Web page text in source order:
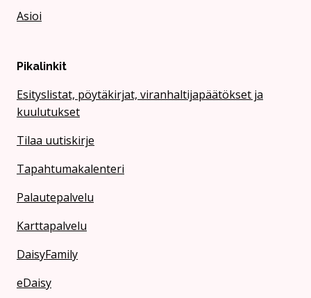
Asioi
Pikalinkit
Esityslistat, pöytäkirjat, viranhaltijapäätökset ja
kuulutukset
Tilaa uutiskirje
Tapahtumakalenteri
Palautepalvelu
Karttapalvelu
DaisyFamily
eDaisy